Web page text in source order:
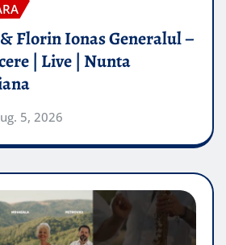
Florin Ionas Generalul –
| Live | Nunta
5, 2026